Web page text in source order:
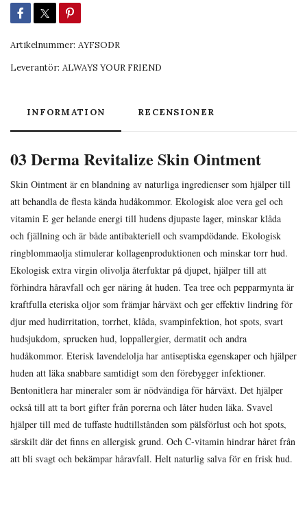
Artikelnummer: AYFSODR
Leverantör: ALWAYS YOUR FRIEND
INFORMATION RECENSIONER
03 Derma Revitalize Skin Ointment
Skin Ointment är en blandning av naturliga ingredienser som hjälper till
att behandla de flesta kända hudåkommor. Ekologisk aloe vera gel och
vitamin E ger helande energi till hudens djupaste lager, minskar klåda
och fjällning och är både antibakteriell och svampdödande. Ekologisk
ringblommaolja stimulerar kollagenproduktionen och minskar torr hud.
Ekologisk extra virgin olivolja återfuktar på djupet, hjälper till att
förhindra håravfall och ger näring åt huden. Tea tree och pepparmynta är
kraftfulla eteriska oljor som främjar hårväxt och ger effektiv lindring för
djur med hudirritation, torrhet, klåda, svampinfektion, hot spots, svart
hudsjukdom, sprucken hud, loppallergier, dermatit och andra
hudåkommor. Eterisk lavendelolja har antiseptiska egenskaper och hjälper
huden att läka snabbare samtidigt som den förebygger infektioner.
Bentonitlera har mineraler som är nödvändiga för hårväxt. Det hjälper
också till att ta bort gifter från porerna och låter huden läka. Svavel
hjälper till med de tuffaste hudtillstånden som pälsförlust och hot spots,
särskilt där det finns en allergisk grund. Och C-vitamin hindrar håret från
att bli svagt och bekämpar håravfall. Helt naturlig salva för en frisk hud.